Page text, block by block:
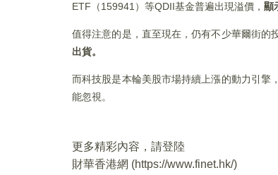
ETF（159941）等QDII基金普遍出現溢價， 顯
值得注意的是，直至現在，仍有不少華爾街的
出貨。
而科技股是本輪美股市場持續上漲的動力引擎
能忽視。
更多精彩內容，請登陸
財華香港網 (https://www.finet.hk/)